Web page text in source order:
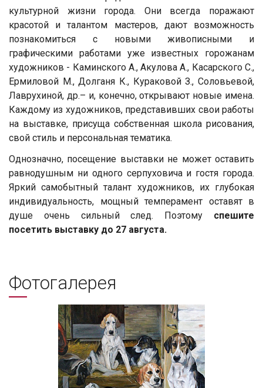
культурной жизни города. Они всегда поражают
красотой и талантом мастеров, дают возможность
познакомиться с новыми живописными и
графическими работами уже известных горожанам
художников - Каминского А., Акулова А., Касарского С.,
Ермиловой М., Долганя К., Кураковой З., Соловьевой,
Лаврухиной, др.– и, конечно, открывают новые имена.
Каждому из художников, представивших свои работы
на выставке, присуща собственная школа рисования,
свой стиль и персональная тематика.
Однозначно, посещение выставки не может оставить
равнодушным ни одного серпуховича и гостя города.
Яркий самобытный талант художников, их глубокая
индивидуальность, мощный темперамент оставят в
душе очень сильный след. Поэтому спешите
посетить выставку до 27 августа.
Фотогалерея